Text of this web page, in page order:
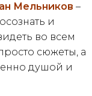
Мельников –
и
во всем
сюжеты, а
душой и